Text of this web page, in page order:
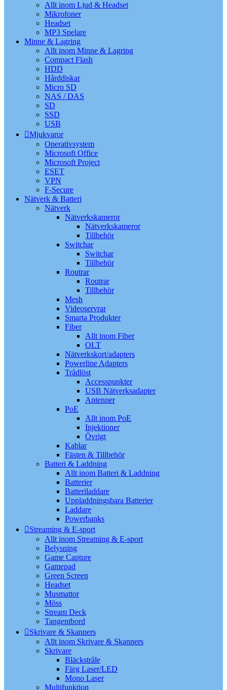
Allt inom Ljud & Headset
Mikrofoner
Headset
MP3 Spelare
Minne & Lagring
Allt inom Minne & Lagring
Compact Flash
HDD
Hårddiskar
Micro SD
NAS / DAS
SD
SSD
USB
Mjukvaror
Operativsystem
Microsoft Office
Microsoft Project
ESET
VPN
F-Secure
Nätverk & Batteri
Nätverk
Nätverkskameror
Nätverkskameror
Tillbehör
Switchar
Switchar
Tillbehör
Routrar
Routrar
Tillbehör
Mesh
Videoservrar
Smarta Produkter
Fiber
Allt inom Fiber
OLT
Nätverkskort/adapters
Powerline Adapters
Trådlöst
Accesspunkter
USB Nätverksadapter
Antenner
PoE
Allt inom PoE
Injektioner
Övrigt
Kablar
Fästen & Tillbehör
Batteri & Laddning
Allt inom Batteri & Laddning
Batterier
Batteriladdare
Uppladdningsbara Batterier
Laddare
Powerbanks
Streaming & E-sport
Allt inom Streaming & E-sport
Belysning
Game Capture
Gamepad
Green Screen
Headset
Musmattor
Möss
Stream Deck
Tangentbord
Skrivare & Skanners
Allt inom Skrivare & Skanners
Skrivare
Bläckstråle
Färg Laser/LED
Mono Laser
Multifunktion